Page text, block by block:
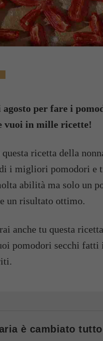
per fare i
vuoi in mille ricette!
ricetta della
i migliori pomodori e
abilità ma solo un
un risultato ottimo.
anche tu questa
pomodori secchi
è cambiato